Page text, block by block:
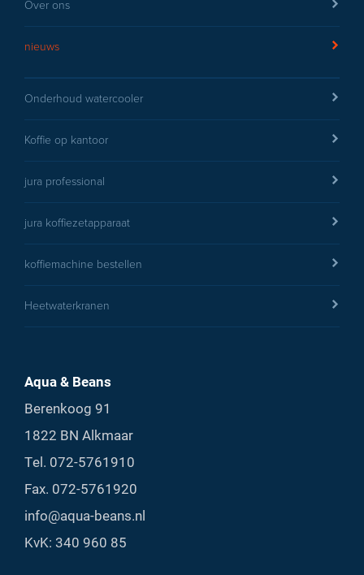
Over ons
nieuws
Onderhoud watercooler
Koffie op kantoor
jura professional
jura koffiezetapparaat
koffiemachine bestellen
Heetwaterkranen
Aqua & Beans
Berenkoog 91
1822 BN Alkmaar
Tel. 072-5761910
Fax. 072-5761920
info@aqua-beans.nl
KvK: 340 960 85